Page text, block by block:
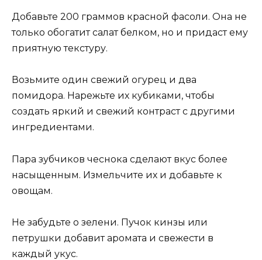
Добавьте 200 граммов красной фасоли. Она не
только обогатит салат белком, но и придаст ему
приятную текстуру.
Возьмите один свежий огурец и два
помидора. Нарежьте их кубиками, чтобы
создать яркий и свежий контраст с другими
ингредиентами.
Пара зубчиков чеснока сделают вкус более
насыщенным. Измельчите их и добавьте к
овощам.
Не забудьте о зелени. Пучок кинзы или
петрушки добавит аромата и свежести в
каждый укус.